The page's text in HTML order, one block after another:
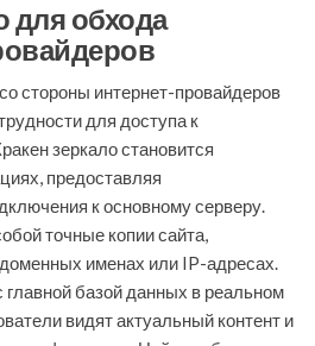
для обхода
стороны интернет-провайдеров
для доступа к
зеркало становится
предоставляя
к основному серверу.
точные копии сайта,
именах или IP-адресах.
базой данных в реальном
видят актуальный контент и